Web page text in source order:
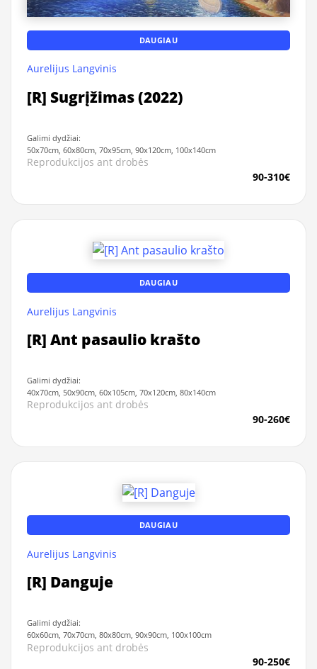
DAUGIAU
Aurelijus Langvinis
[R] Sugrįžimas (2022)
Galimi dydžiai:
50x70cm, 60x80cm, 70x95cm, 90x120cm, 100x140cm
Reprodukcijos ant drobės
90-310€
DAUGIAU
Aurelijus Langvinis
[R] Ant pasaulio krašto
Galimi dydžiai:
40x70cm, 50x90cm, 60x105cm, 70x120cm, 80x140cm
Reprodukcijos ant drobės
90-260€
DAUGIAU
Aurelijus Langvinis
[R] Danguje
Galimi dydžiai:
60x60cm, 70x70cm, 80x80cm, 90x90cm, 100x100cm
Reprodukcijos ant drobės
90-250€